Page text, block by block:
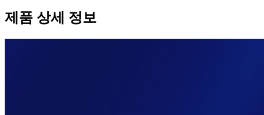
제품 상세 정보